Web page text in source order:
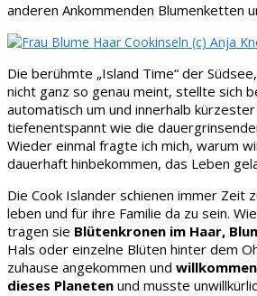
anderen Ankommenden Blumenketten
Die berühmte „Island Time“ der
nicht ganz so genau meint, stellte sich
automatisch um und innerhalb
tiefenentspannt wie die
Wieder einmal fragte ich mich, warum
dauerhaft hinbekommen, das Leben
Die Cook Islander schienen immer Zeit
leben und für ihre Familie da zu sein.
tragen sie Blütenkronen im Haar,
Hals oder einzelne Blüten hinter dem
zuhause angekommen und
dieses Planeten und musste